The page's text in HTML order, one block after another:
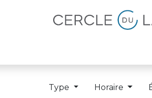
Type Horaire